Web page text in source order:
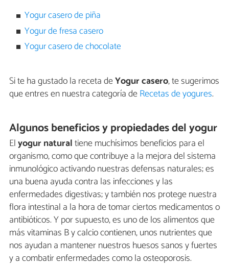
Yogur casero de piña
Yogur de fresa casero
Yogur casero de chocolate
Si te ha gustado la receta deYogur casero, te sugerimos
que entres en nuestra categoría deRecetas de yogures.
Algunos beneficios y propiedades del yogur
Elyogur naturaltiene muchísimos beneficios para el
organismo, como que contribuye a la mejora del sistema
inmunológico activando nuestras defensas naturales; es
una buena ayuda contra las infecciones y las
enfermedades digestivas; y también nos protege nuestra
flora intestinal a la hora de tomar ciertos medicamentos o
antibióticos. Y por supuesto, es uno de los alimentos que
más vitaminas B y calcio contienen, unos nutrientes que
nos ayudan a mantener nuestros huesos sanos y fuertes
y a combatir enfermedades como la osteoporosis.